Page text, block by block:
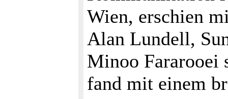
Wien, erschien
Alan Lundell,
Minoo Fararooei
fand mit einem